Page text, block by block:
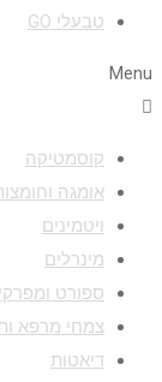
טבעלי GO
Menu
קוסמטיקה
אומגה
ויטמינים
מינרלים
ספורט
צמחי מרפא
דיאטות